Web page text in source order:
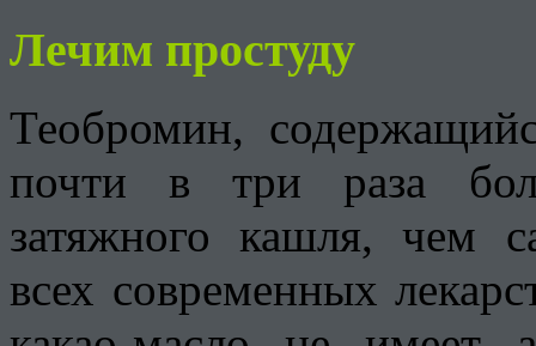
Лечим простуду
Теобромин,
почти в три раза
затяжного кашля, чем
всех современных